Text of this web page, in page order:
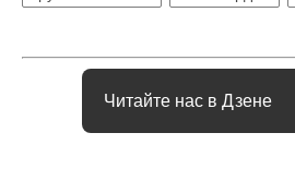
Читайте нас в Дзене